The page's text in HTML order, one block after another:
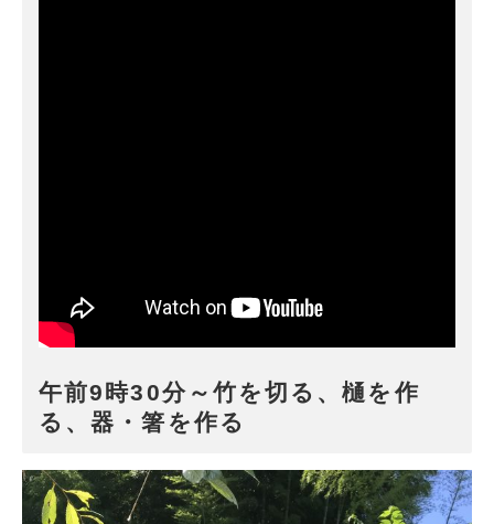
午前9時30分～竹を切る、樋を作
る、器・箸を作る